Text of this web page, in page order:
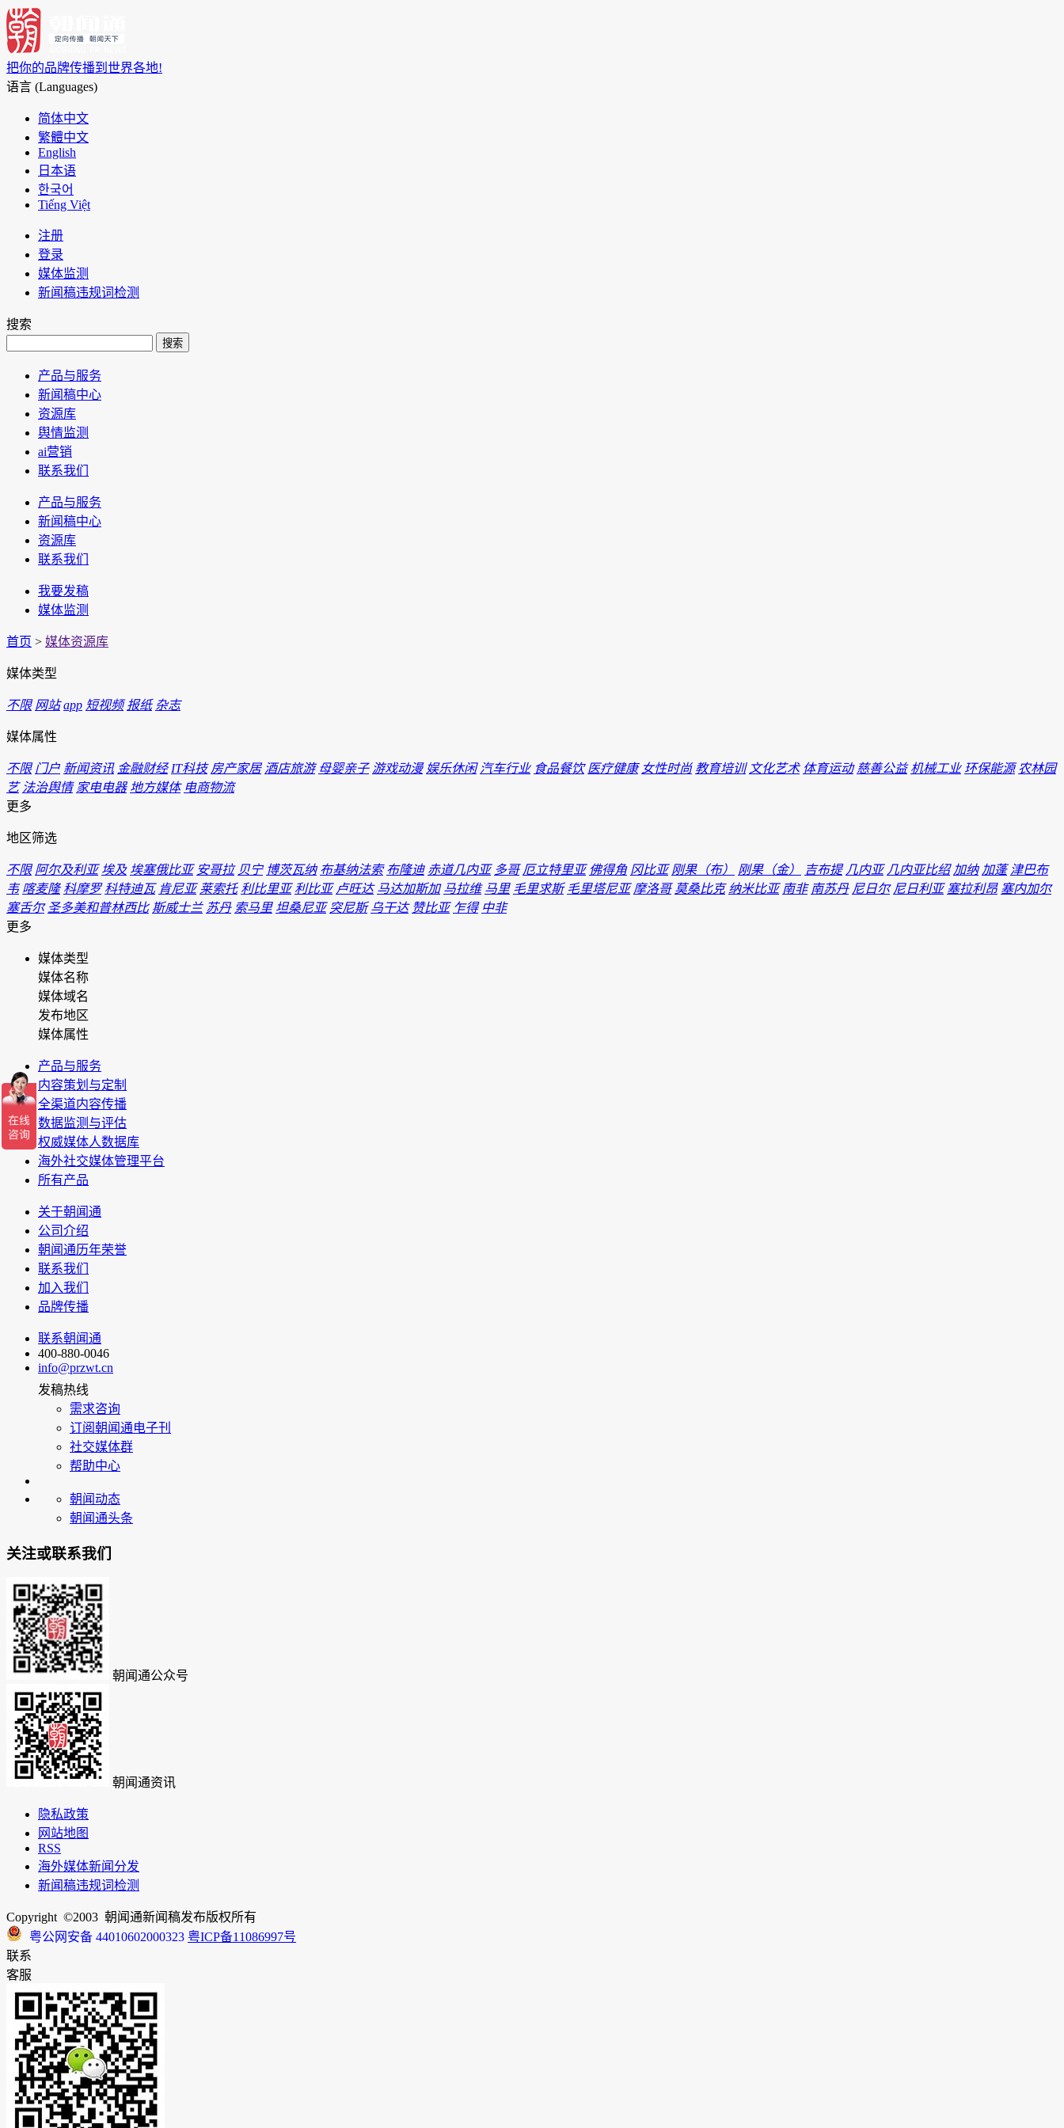
把你的品牌传播到世界各地!
语言 (Languages)
简体中文
繁體中文
English
日本语
한국어
Tiếng Việt
注册
登录
媒体监测
新闻稿违规词检测
搜索
搜索
产品与服务
新闻稿中心
资源库
舆情监测
ai营销
联系我们
产品与服务
新闻稿中心
资源库
联系我们
我要发稿
媒体监测
首页 > 媒体资源库
媒体类型
不限 网站 app 短视频 报纸 杂志
媒体属性
不限 门户 新闻资讯 金融财经 IT科技 房产家居 酒店旅游 母婴亲子 游戏动漫 娱乐休闲 汽车行业 食品餐饮 医疗健康 女性时尚 教育培训 文化艺术 体育运动 慈善公益 机械工业 环保能源 农林园
艺 法治舆情 家电电器 地方媒体 电商物流
更多
地区筛选
不限 阿尔及利亚 埃及 埃塞俄比亚 安哥拉 贝宁 博茨瓦纳 布基纳法索 布隆迪 赤道几内亚 多哥 厄立特里亚 佛得角 冈比亚 刚果（布） 刚果（金） 吉布提 几内亚 几内亚比绍 加纳 加蓬 津巴布
韦 喀麦隆 科摩罗 科特迪瓦 肯尼亚 莱索托 利比里亚 利比亚 卢旺达 马达加斯加 马拉维 马里 毛里求斯 毛里塔尼亚 摩洛哥 莫桑比克 纳米比亚 南非 南苏丹 尼日尔 尼日利亚 塞拉利昂 塞内加尔
塞舌尔 圣多美和普林西比 斯威士兰 苏丹 索马里 坦桑尼亚 突尼斯 乌干达 赞比亚 乍得 中非
更多
媒体类型
媒体名称
媒体域名
发布地区
媒体属性
产品与服务
内容策划与定制
全渠道内容传播
数据监测与评估
权威媒体人数据库
海外社交媒体管理平台
所有产品
关于朝闻通
公司介绍
朝闻通历年荣誉
联系我们
加入我们
品牌传播
联系朝闻通
400-880-0046
info@przwt.cn
发稿热线
需求咨询
订阅朝闻通电子刊
社交媒体群
帮助中心
朝闻动态
朝闻通头条
关注或联系我们
朝闻通公众号
朝闻通资讯
隐私政策
网站地图
RSS
海外媒体新闻分发
新闻稿违规词检测
Copyright ©2003 朝闻通新闻稿发布版权所有
粤公网安备 44010602000323 粤ICP备11086997号
联系
客服